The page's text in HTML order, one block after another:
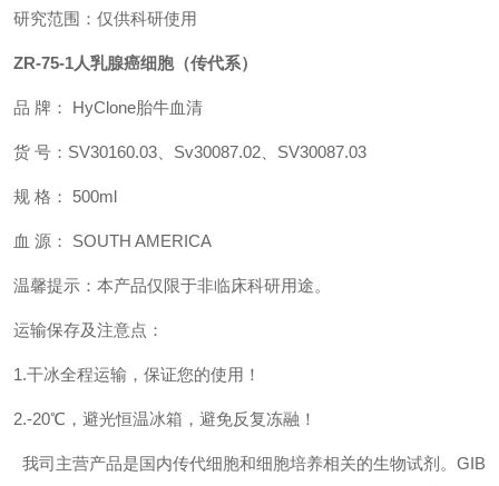
研究范围：仅供科研使用
ZR-75-1人乳腺癌细胞（传代系）
品 牌： HyClone胎牛血清
货 号：SV30160.03、Sv30087.02、SV30087.03
规 格： 500ml
血 源： SOUTH AMERICA
温馨提示：本产品仅限于非临床科研用途。
运输保存及注意点：
1.干冰全程运输，保证您的使用！
2.-20℃，避光恒温冰箱，避免反复冻融！
我司主营产品是国内传代细胞和细胞培养相关的生物试剂。GIB